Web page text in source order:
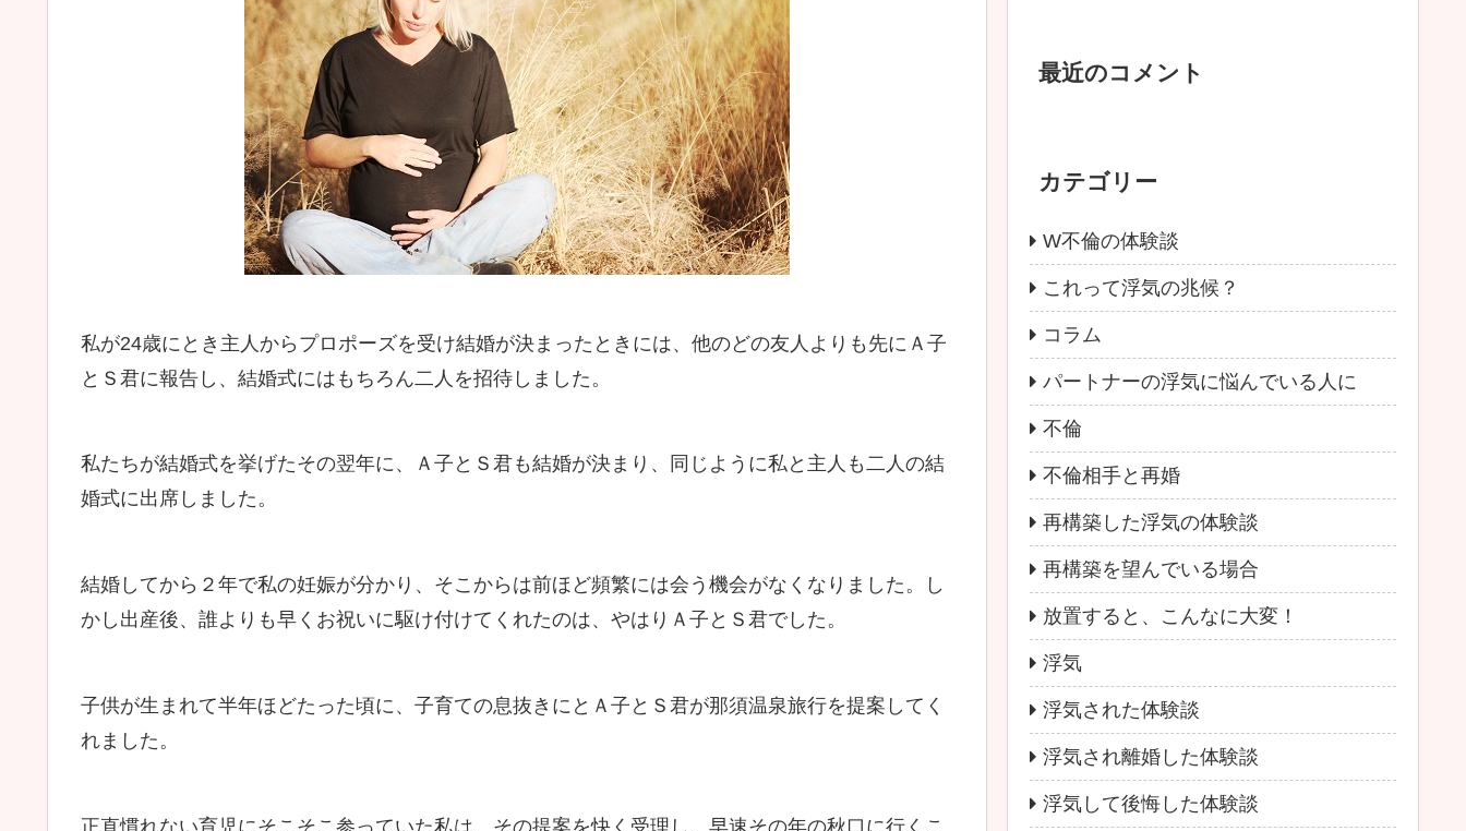
私が24歳にとき主人からプロポーズを受け結婚が決まったときには、他のどの友人よりも先にＡ子
とＳ君に報告し、結婚式にはもちろん二人を招待しました。
私たちが結婚式を挙げたその翌年に、Ａ子とＳ君も結婚が決まり、同じように私と主人も二人の結
婚式に出席しました。
結婚してから２年で私の妊娠が分かり、そこからは前ほど頻繁には会う機会がなくなりました。し
かし出産後、誰よりも早くお祝いに駆け付けてくれたのは、やはりＡ子とＳ君でした。
子供が生まれて半年ほどたった頃に、子育ての息抜きにとＡ子とＳ君が那須温泉旅行を提案してく
れました。
正直慣れない育児にそこそこ参っていた私は、その提案を快く受理し、早速その年の秋口に行くこ
最近のコメント
カテゴリー
W不倫の体験談
これって浮気の兆候？
コラム
パートナーの浮気に悩んでいる人に
不倫
不倫相手と再婚
再構築した浮気の体験談
再構築を望んでいる場合
放置すると、こんなに大変！
浮気
浮気された体験談
浮気され離婚した体験談
浮気して後悔した体験談